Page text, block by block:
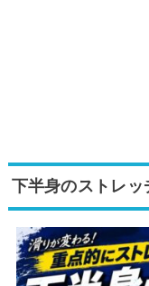
下半身のストレッ